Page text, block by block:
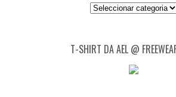
Categorias
T-SHIRT DA AEL @